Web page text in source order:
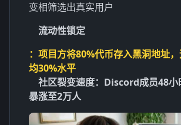
变相筛选出真实用户
流动性锁定
：项目方将80%代币存入黑洞地址
均30%水平
社区裂变速度：Discord成员48小
暴涨至2万人